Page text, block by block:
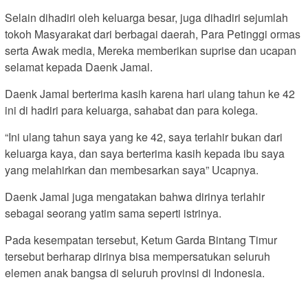
Selain dihadiri oleh keluarga besar, juga dihadiri sejumlah
tokoh Masyarakat dari berbagai daerah, Para Petinggi ormas
serta Awak media, Mereka memberikan suprise dan ucapan
selamat kepada Daenk Jamal.
Daenk Jamal berterima kasih karena hari ulang tahun ke 42
ini di hadiri para keluarga, sahabat dan para kolega.
“Ini ulang tahun saya yang ke 42, saya terlahir bukan dari
keluarga kaya, dan saya berterima kasih kepada ibu saya
yang melahirkan dan membesarkan saya” Ucapnya.
Daenk Jamal juga mengatakan bahwa dirinya terlahir
sebagai seorang yatim sama seperti istrinya.
Pada kesempatan tersebut, Ketum Garda Bintang Timur
tersebut berharap dirinya bisa mempersatukan seluruh
elemen anak bangsa di seluruh provinsi di Indonesia.